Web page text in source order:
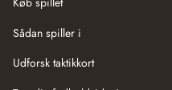
Sådan spiller i
Udforsk taktikkort